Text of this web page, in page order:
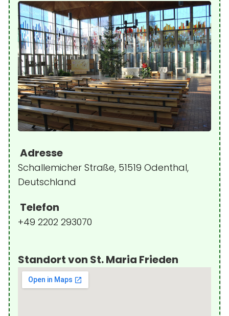
Adresse
Schallemicher Straße, 51519 Odenthal,
Deutschland
Telefon
+49 2202 293070
Standort von St. Maria Frieden